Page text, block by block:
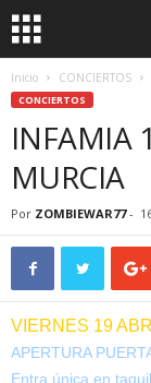
Inicio CONCIERTOS
CONCIERTOS
INFAMIA
MURCIA
Por ZOMBIEWAR77-
VIERNES 19
APERTURA
Entra única en